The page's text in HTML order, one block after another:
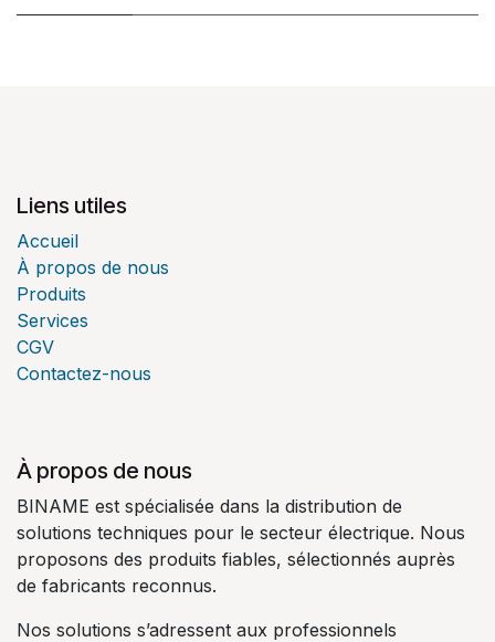
Liens utiles
Accueil
À propos de nous
Produits
Services
CGV
Contactez-nous
À propos de nous
BINAME est spécialisée dans la distribution de
solutions techniques pour le secteur électrique. Nous
proposons des produits fiables, sélectionnés auprès
de fabricants reconnus.
Nos solutions s’adressent aux professionnels